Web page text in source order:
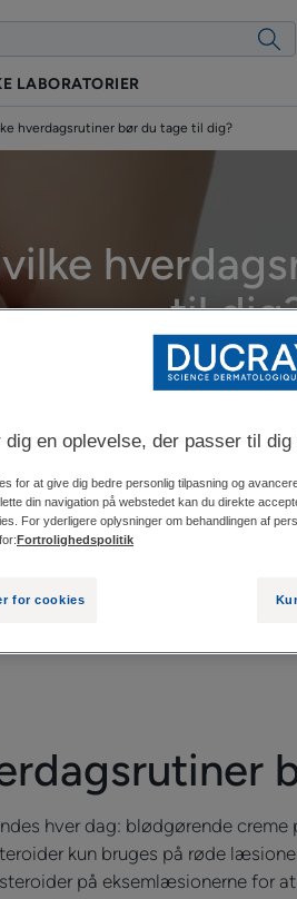
LABORATORIER
hverdagsrutiner bør du tage til dig?
til
, godkendt afvores
At leve med eksem i
et par enkle trin derhjemme, så
Det er dyrt og ikke særlig
hver dag: blødgørende
kun bruges på røde
på eksemlæsionerne for
dig en oplevelse, der passer til
for at give dig bedre personlig tilpasning og
din navigation på webstedet kan du direkte
For yderligere oplysninger om behandlingen af
Fortrolighedspolitik
for cookies